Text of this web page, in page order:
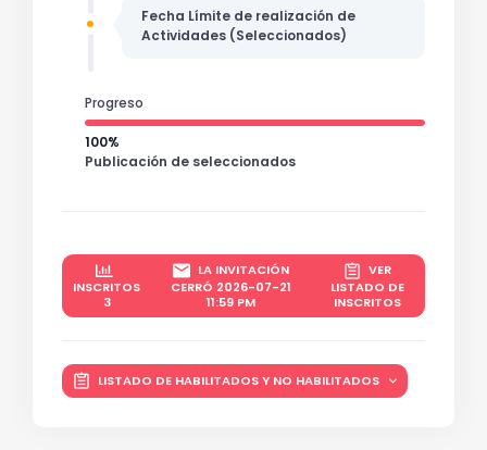
Fecha Límite de realización de
Actividades (Seleccionados)
Progreso
100%
Publicación de seleccionados
INSCRITOS
3
LA INVITACIÓN
CERRÓ 2026-07-21
11:59 PM
VER
LISTADO DE
INSCRITOS
LISTADO DE HABILITADOS Y NO HABILITADOS